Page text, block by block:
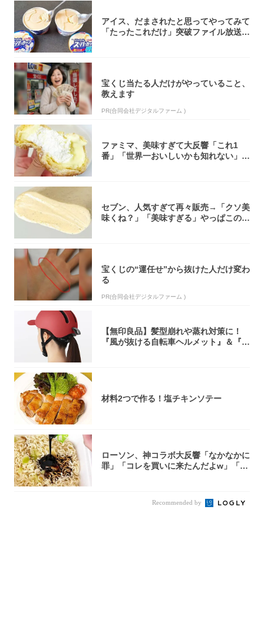
アイス、だまされたと思ってやってみて
「たったこれだけ」突破ファイル放送で
宝くじ当たる人だけがやっていること、
教えます
PR(合同会社デジタルファーム )
ファミマ、美味すぎて大反響「これ1
番」「世界一おいしいかも知れない」
セブン、人気すぎて再々販売→「クソ美
味くね？」「美味すぎる」やっぱこのク
宝くじの“運任せ”から抜けた人だけ変わ
る
PR(合同会社デジタルファーム )
【無印良品】髪型崩れや蒸れ対策に！
『風が抜ける自転車ヘルメット』＆『2
材料2つで作る！塩チキンソテー
ローソン、神コラボ大反響「なかなかに
罪」「コレを買いに来たんだよw」「３
Recommended by